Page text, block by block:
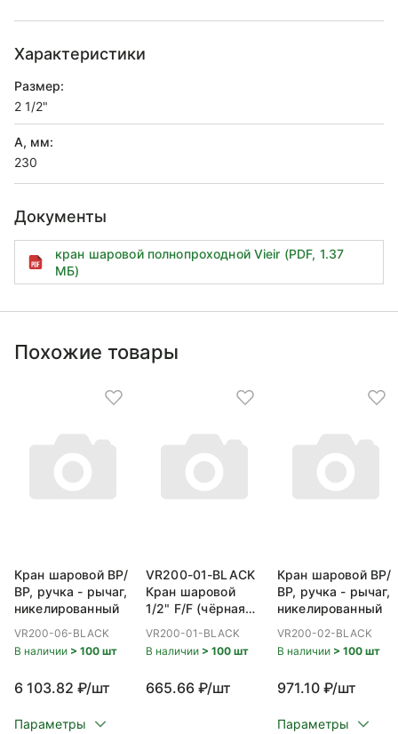
Характеристики
Размер:
2 1/2"
A, мм:
230
Документы
кран шаровой полнопроходной Vieir (PDF, 1.37
МБ)
Похожие товары
Кран шаровой ВP/
ВР, ручка - рычаг,
никелированный
VR200-06-BLACK
В наличии > 100 шт
6 103.82 ₽/шт
Параметры
VR200-01-BLACK
Кран шаровой
1/2" F/F (чёрная
(112/14шт)
VR200-01-BLACK
В наличии > 100 шт
665.66 ₽/шт
Кран шаровой ВP/
ВР, ручка - рычаг,
никелированный
VR200-02-BLACK
В наличии > 100 шт
971.10 ₽/шт
Параметры